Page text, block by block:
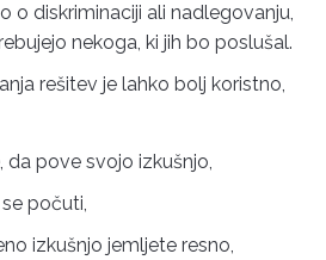
o diskriminaciji ali nadlegovanju,
nekoga, ki jih bo poslušal.
rešitev je lahko bolj koristno,
pove svojo izkušnjo,
počuti,
izkušnjo jemljete resno,